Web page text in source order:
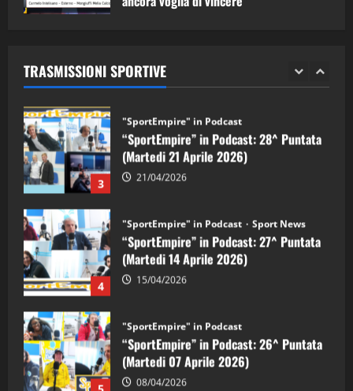
TRASMISSIONI SPORTIVE
2 28/04/2026
3
"SportEmpire" in Podcast
“SportEmpire” in Podcast: 28^ Puntata
(Martedi 21 Aprile 2026)
21/04/2026
4
"SportEmpire" in Podcast Sport News
“SportEmpire” in Podcast: 27^ Puntata
(Martedi 14 Aprile 2026)
15/04/2026
5
"SportEmpire" in Podcast
“SportEmpire” in Podcast: 26^ Puntata
(Martedi 07 Aprile 2026)
08/04/2026